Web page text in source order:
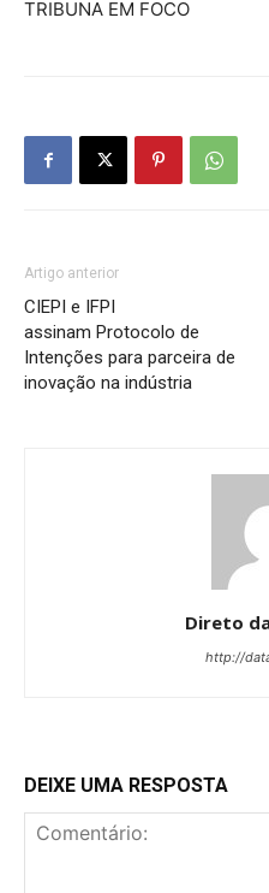
TRIBUNA EM FOCO
Artigo anterior
CIEPI e IFPI
assinam Protocolo de
Intenções para parceira de
inovação na indústria
Direto
http://
DEIXE UMA RESPOSTA